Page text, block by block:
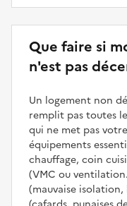
Que faire si
n'est pas
Un logement non
remplit pas toutes
qui ne met pas
équipements
chauffage, coin
(VMC ou
(mauvaise